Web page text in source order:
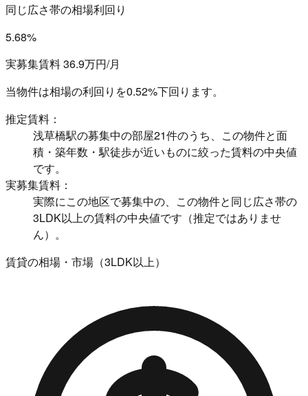
同じ広さ帯の相場利回り
5.68%
実募集賃料 36.9万円/月
当物件は相場の利回りを0.52%下回ります。
推定賃料：
浅草橋駅の募集中の部屋21件のうち、この物件と面
積・築年数・駅徒歩が近いものに絞った賃料の中央値
です。
実募集賃料：
実際にこの地区で募集中の、この物件と同じ広さ帯の
3LDK以上の賃料の中央値です（推定ではありませ
ん）。
賃貸の相場・市場（3LDK以上）